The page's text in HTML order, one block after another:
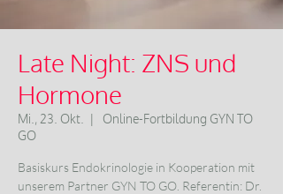
Late Night: ZNS und
Hormone
Mi., 23. Okt.
  |
Online-Fortbildung GYN TO
GO
Basiskurs Endokrinologie in Kooperation mit
unserem Partner GYN TO GO. Referentin: Dr.